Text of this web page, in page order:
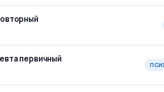
первичный